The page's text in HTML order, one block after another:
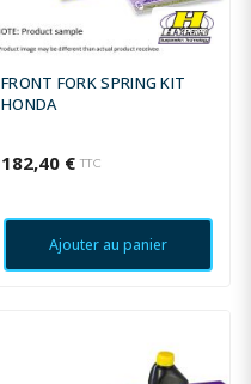
FRONT FORK SPRING KIT
HONDA
182,40 € TTC
Ajouter au panier